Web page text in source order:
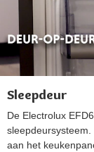
Sleepdeur
De Electrolux
aan het